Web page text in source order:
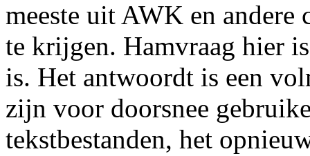
meeste uit AWK en
te krijgen. Hamvraag hier
is. Het antwoordt is een
zijn voor doorsnee
tekstbestanden, het